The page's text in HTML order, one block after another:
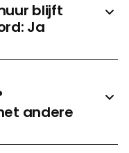
blijft
Ja
andere